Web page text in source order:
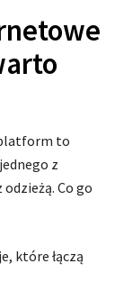
to
z
Co go
które łączą